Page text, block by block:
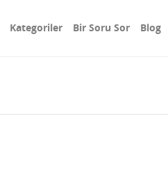
Kategoriler Bir Soru Sor Blog